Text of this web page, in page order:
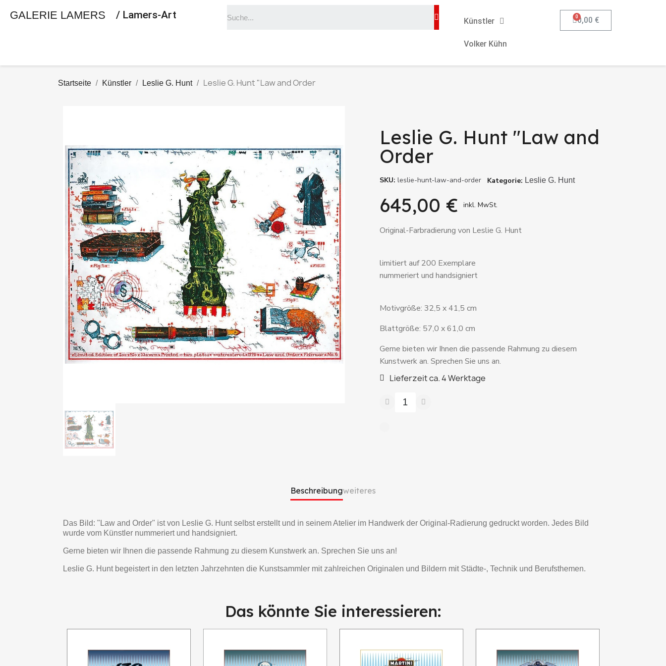
GALERIE LAMERS / Lamers-Art
Künstler
Volker Kühn
0,00 €
Startseite Künstler Leslie G. Hunt Leslie G. Hunt "Law and Order
Leslie G. Hunt "Law and
Order
SKU leslie-hunt-law-and-order Kategorie Leslie G. Hunt
645,00 € inkl. MwSt.
Original-Farbradierung von Leslie G. Hunt
limitiert auf 200 Exemplare
nummeriert und handsigniert
Motivgröße: 32,5 x 41,5 cm
Blattgröße: 57,0 x 61,0 cm
Gerne bieten wir Ihnen die passende Rahmung zu diesem
Kunstwerk an. Sprechen Sie uns an.
Lieferzeit ca. 4 Werktage
Beschreibungweiteres
Das Bild: "Law and Order" ist von Leslie G. Hunt selbst erstellt und in seinem Atelier im Handwerk der Original-Radierung gedruckt worden. Jedes Bild
wurde vom Künstler nummeriert und handsigniert.
Gerne bieten wir Ihnen die passende Rahmung zu diesem Kunstwerk an. Sprechen Sie uns an!
Leslie G. Hunt begeistert in den letzten Jahrzehnten die Kunstsammler mit zahlreichen Originalen und Bildern mit Städte-, Technik und Berufsthemen.
Das könnte Sie interessieren: